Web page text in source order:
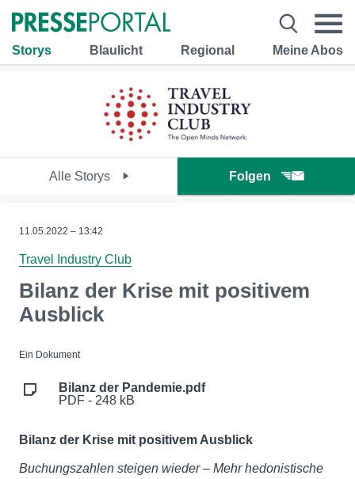
Storys Blaulicht Regional Meine Abos
Alle Storys Folgen
11.05.2022 – 13:42
Travel Industry Club
Bilanz der Krise mit positivem
Ausblick
Ein Dokument
Bilanz der Pandemie.pdf
PDF - 248 kB
Bilanz der Krise mit positivem Ausblick
Buchungszahlen steigen wieder – Mehr hedonistische